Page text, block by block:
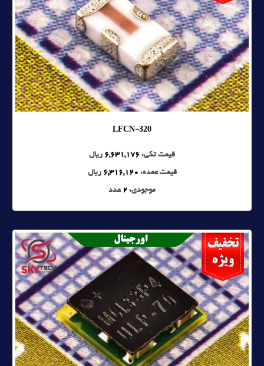
LFCN-320
قیمت تکی: 6,631,176 ریال
قیمت عمده: 6,316,120 ریال
موجودی: 2 عدد